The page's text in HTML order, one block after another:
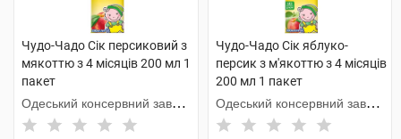
Чудо-Чадо Сік персиковий з
мякоттю з 4 місяців 200 мл 1
пакет
Одеський консервний завод
дитячого харчування
Чудо-Чадо Сік яблуко-
персик з м'якоттю з 4 місяців
200 мл 1 пакет
Одеський консервний завод
дитячого харчування